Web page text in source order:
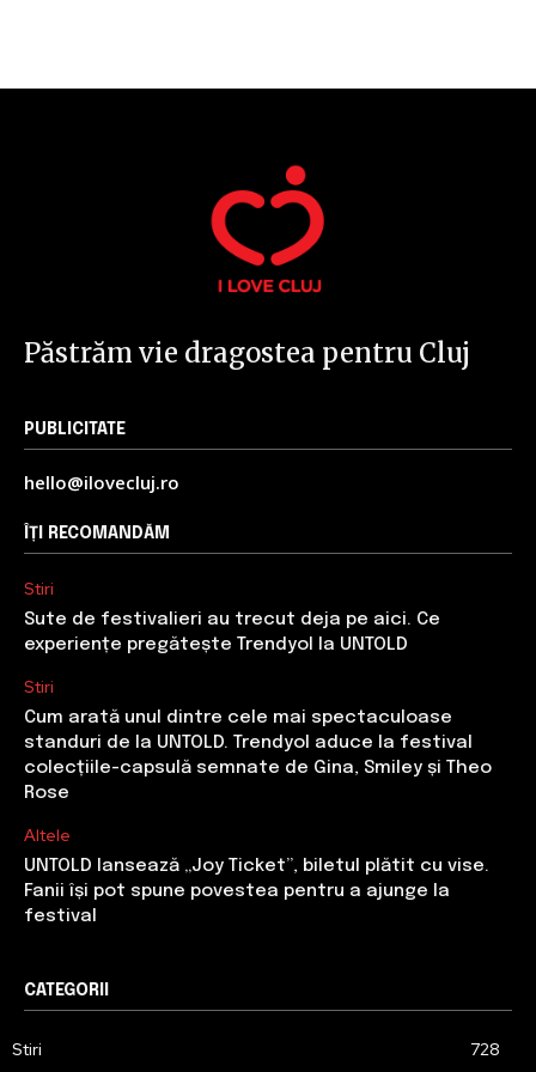
32,111 32,214 11,243
Păstrăm vie dragostea pentru Cluj
PUBLICITATE
hello@ilovecluj.ro
ÎȚI RECOMANDĂM
Stiri
Sute de festivalieri au trecut deja pe aici. Ce
experiențe pregătește Trendyol la UNTOLD
Stiri
Cum arată unul dintre cele mai spectaculoase
standuri de la UNTOLD. Trendyol aduce la festival
colecțiile-capsulă semnate de Gina, Smiley și Theo
Rose
Altele
UNTOLD lansează „Joy Ticket”, biletul plătit cu vise.
Fanii își pot spune povestea pentru a ajunge la
festival
CATEGORII
Stiri 728